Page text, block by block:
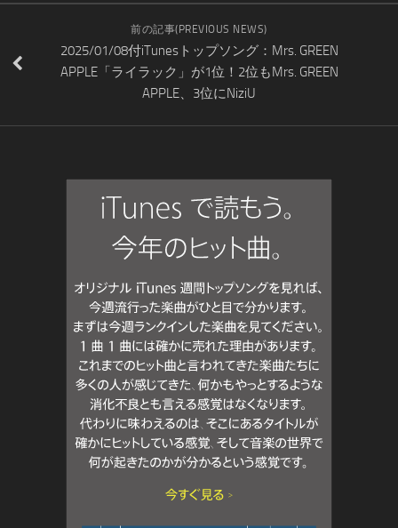
前の記事(PREVIOUS NEWS)
2025/01/08付iTunesトップソング：Mrs. GREEN
APPLE「ライラック」が1位！2位もMrs. GREEN
APPLE、3位にNiziU